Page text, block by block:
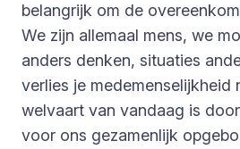
belangrijk om de
We zijn allemaal mens, we
anders denken, situaties
verlies je medemenselijkheid
welvaart van vandaag is
voor ons gezamenlijk